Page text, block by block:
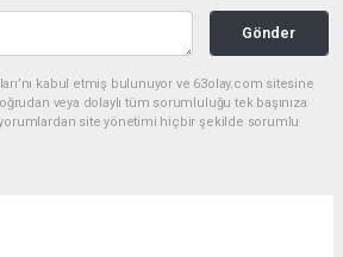
Gönder
kabul etmiş bulunuyor ve 63olay.com sitesine
veya dolaylı tüm sorumluluğu tek başınıza
site yönetimi hiçbir şekilde sorumlu